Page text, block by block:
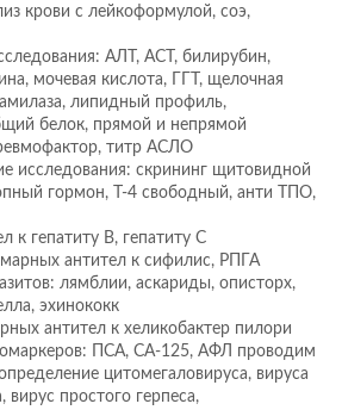
крови с лейкоформулой, соэ,
АЛТ, АСТ, билирубин,
мочевая кислота, ГГТ, щелочная
липидный профиль,
белок, прямой и непрямой
титр АСЛО
исследования: скрининг щитовидной
гормон, Т-4 свободный, анти ТПО,
к гепатиту В, гепатиту С
антител к сифилис, РПГА
лямблии, аскариды, описторх,
эхинококк
антител к хеликобактер пилори
ПСА, СА-125, АФЛ проводим
цитомегаловируса, вируса
простого герпеса,